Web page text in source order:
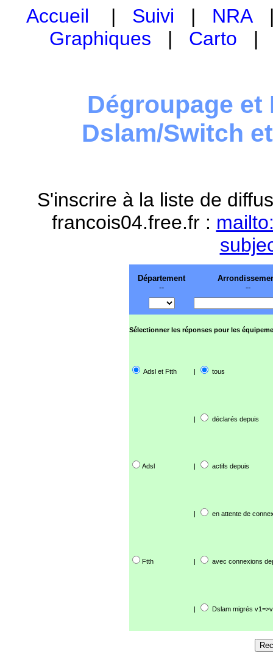
Accueil | Suivi | NRA
Graphiques | Carto
Dégroupage et
Dslam/Switch
S'inscrire à la liste de
francois04.free.fr :
Département
--
--
Sélectionner les réponses pour les
Adsl et Ftth | tous
| déclarés depuis
Adsl | actifs depuis
| en attente de
Ftth | avec connexions
| Dslam migrés